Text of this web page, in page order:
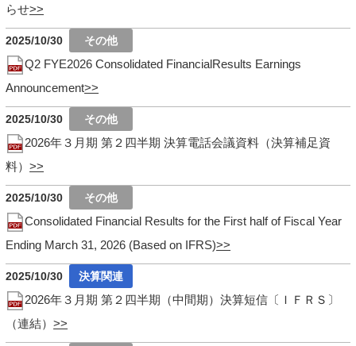
らせ
2025/10/30
Q2 FYE2026 Consolidated FinancialResults Earnings
Announcement
2025/10/30
2026年３月期 第２四半期 決算電話会議資料（決算補足資
料）
2025/10/30
Consolidated Financial Results for the First half of Fiscal Year
Ending March 31, 2026 (Based on IFRS)
2025/10/30
2026年３月期 第２四半期（中間期）決算短信〔ＩＦＲＳ〕
（連結）